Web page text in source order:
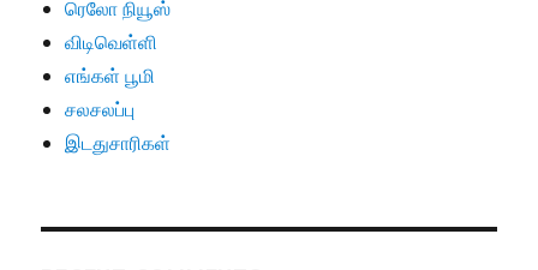
ரெலோ நியூஸ்
விடிவெள்ளி
எங்கள் பூமி
சலசலப்பு
இடதுசாரிகள்